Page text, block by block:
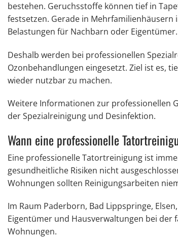
bestehen. Geruchsstoffe können tief in
festsetzen. Gerade in
Belastungen für Nachbarn oder Eigentümer.
Deshalb werden bei professionellen
Ozonbehandlungen eingesetzt. Ziel ist es,
wieder nutzbar zu machen.
Weitere Informationen zur professionellen
der Spezialreinigung und Desinfektion.
Wann eine professionelle
Eine professionelle Tatortreinigung ist
gesundheitliche Risiken nicht
Wohnungen sollten Reinigungsarbeiten
Im Raum Paderborn, Bad Lippspringe,
Eigentümer und Hausverwaltungen bei
Wohnungen.